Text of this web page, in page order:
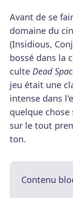
Avant de se
domaine du
(Insidious,
bossé dans la
culte Dead
jeu était une
intense dans
quelque
sur le tout
ton.
Contenu